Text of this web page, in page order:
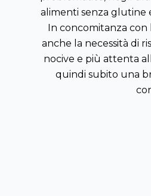
alimenti senza glutine
In concomitanza con
anche la necessità di
nocive e più attenta
quindi subito una